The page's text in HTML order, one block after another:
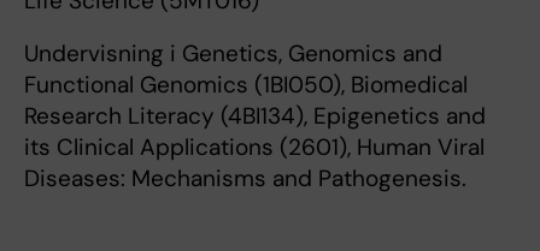
Undervisning i Genetics, Genomics and
Functional Genomics (1BI050), Biomedical
Research Literacy (4BI134), Epigenetics and
its Clinical Applications (2601), Human Viral
Diseases: Mechanisms and Pathogenesis.